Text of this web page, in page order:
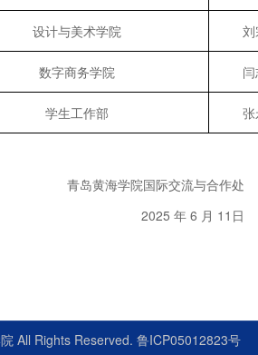
设计与美术学院
数字商务学院
学生工作部
青岛黄海学院国际交流与合作处
2025 年 6 月 1 1 日
All Rights Reserved. 鲁ICP05012823号